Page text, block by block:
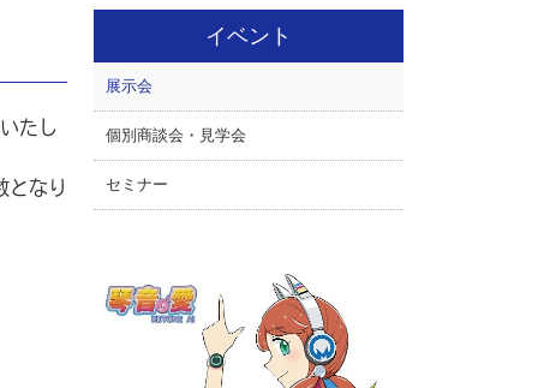
たし
となり
イベント
展示会
個別商談会・見学会
セミナー